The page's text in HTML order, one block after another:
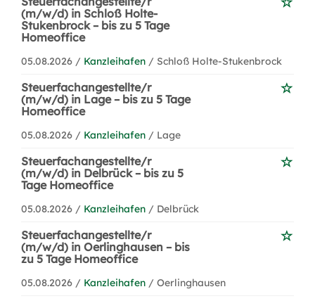
(m/w/d) in Schloß Holte-
Stukenbrock – bis zu 5 Tage
Homeoffice
05.08.2026 / Kanzleihafen / Schloß Holte-Stukenbrock
Steuerfachangestellte/r
(m/w/d) in Lage – bis zu 5 Tage
Homeoffice
05.08.2026 / Kanzleihafen / Lage
Steuerfachangestellte/r
(m/w/d) in Delbrück – bis zu 5
Tage Homeoffice
05.08.2026 / Kanzleihafen / Delbrück
Steuerfachangestellte/r
(m/w/d) in Oerlinghausen – bis
zu 5 Tage Homeoffice
05.08.2026 / Kanzleihafen / Oerlinghausen